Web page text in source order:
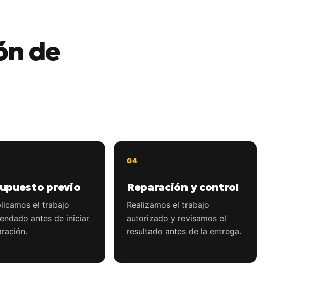
de
previo
el trabajo
antes de iniciar
Reparación y control
Realizamos el trabajo
autorizado y revisamos el
resultado antes de la entrega.